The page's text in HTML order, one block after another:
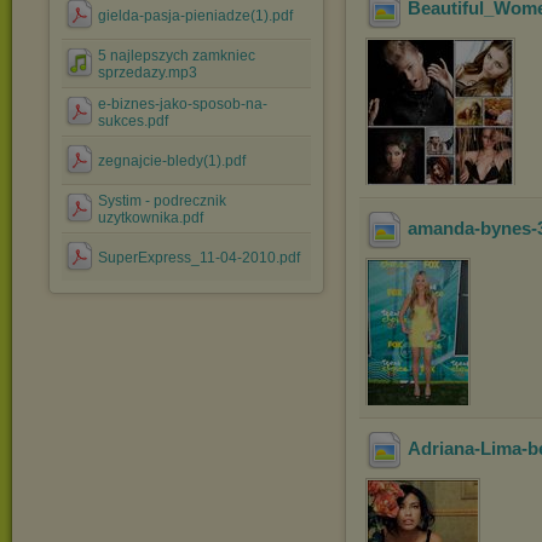
gielda-pasja-pieniadze(1).pdf
5 najlepszych zamkniec
sprzedazy.mp3
e-biznes-jako-sposob-na-
sukces.pdf
zegnajcie-bledy(1).pdf
Systim - podrecznik
uzytkownika.pdf
SuperExpress_11-04-2010.pdf
amanda-bynes-
Adriana-Lima-